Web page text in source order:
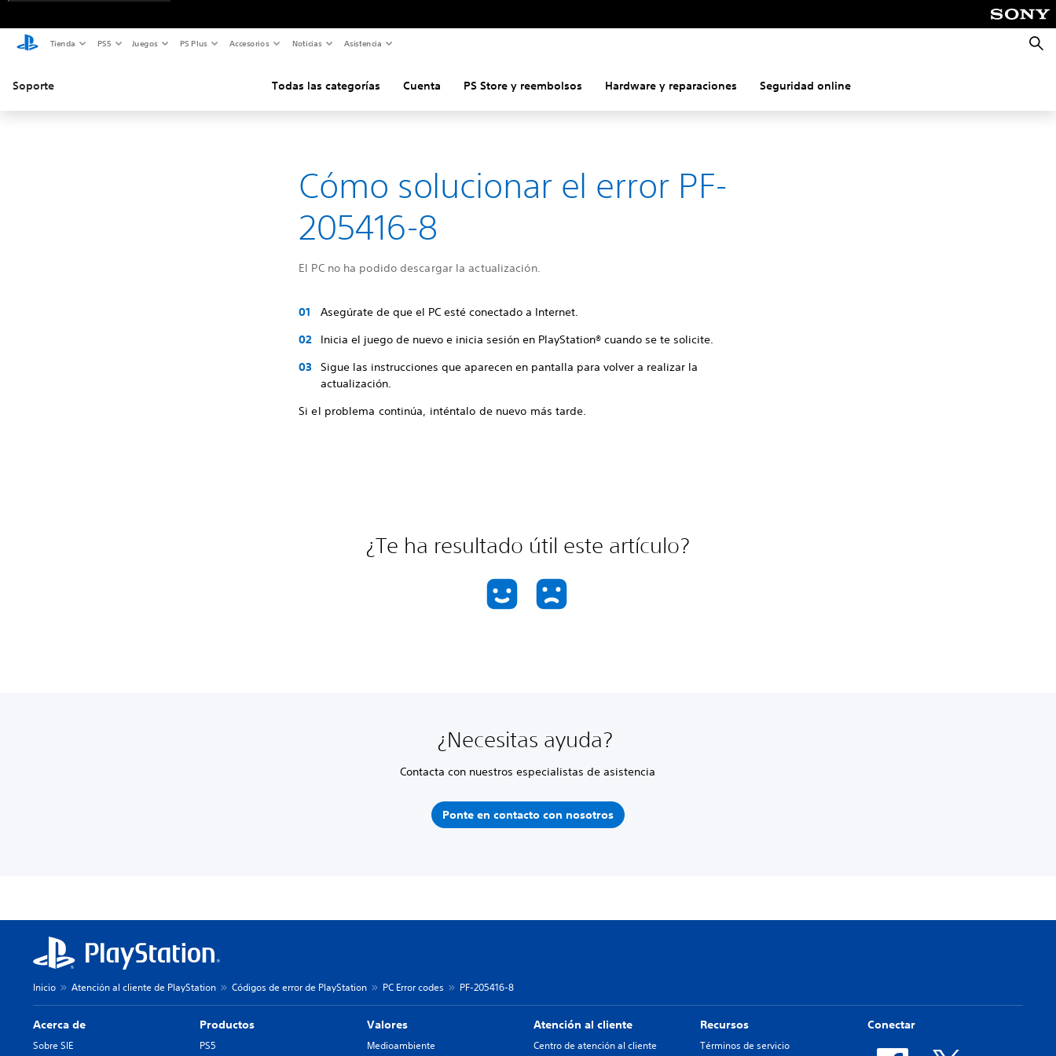
Tienda PS5 Juegos PS Plus Accesorios Noticias Asistencia
Soporte Todas las categorías Cuenta PS Store y reembolsos Hardware y reparaciones Seguridad online
Cómo solucionar el error PF-
205416-8
El PC no ha podido descargar la actualización.
Asegúrate de que el PC esté conectado a Internet.
Inicia el juego de nuevo e inicia sesión en PlayStation® cuando se te solicite.
Sigue las instrucciones que aparecen en pantalla para volver a realizar la
actualización.
Si el problema continúa, inténtalo de nuevo más tarde.
¿Te ha resultado útil este artículo?
¿Necesitas ayuda?
Contacta con nuestros especialistas de asistencia
Ponte en contacto con nosotros
Inicio Atención al cliente de PlayStation Códigos de error de PlayStation PC Error codes PF-205416-8
Acerca de
Sobre SIE
Productos
PS5
Valores
Medioambiente
Atención al cliente
Centro de atención al cliente
Recursos
Términos de servicio
Conectar